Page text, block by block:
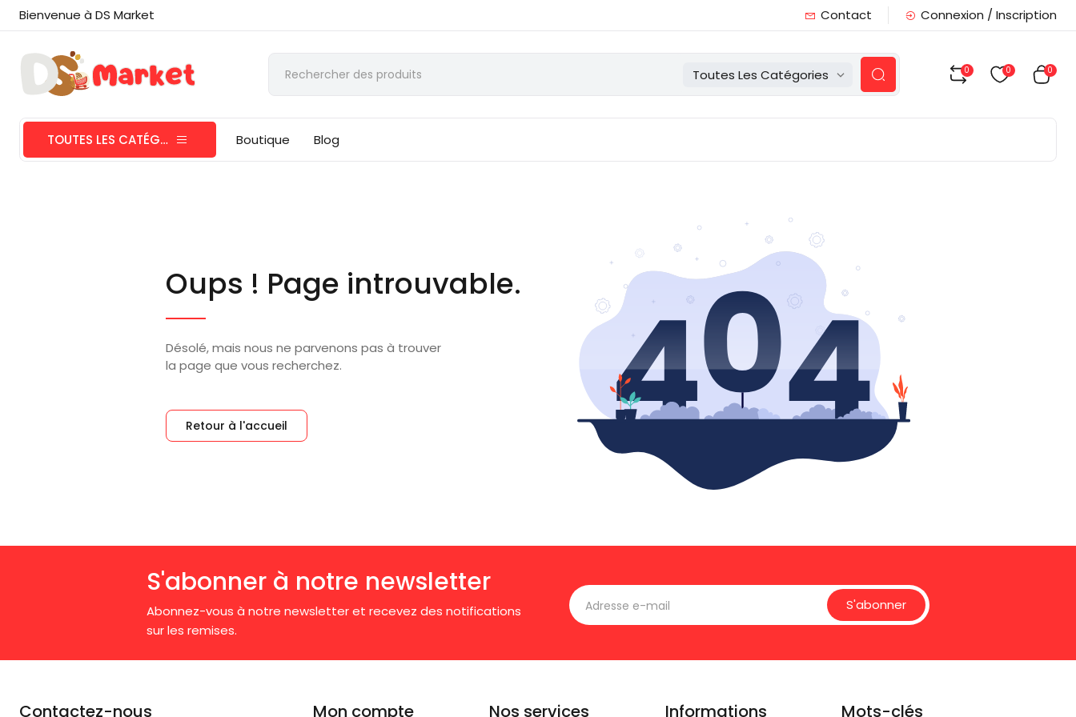
Bienvenue à DS Market Contact Connexion / Inscription
Toutes Les Catégories 0 0 0
TOUTES LES CATÉGORIES Boutique Blog
Oups ! Page introuvable.
Désolé, mais nous ne parvenons pas à trouver
la page que vous recherchez.
Retour à l'accueil
S'abonner à notre newsletter
Abonnez-vous à notre newsletter et recevez des notifications
sur les remises.
S'abonner
Contactez-nous Mon compte Nos services Informations Mots-clés